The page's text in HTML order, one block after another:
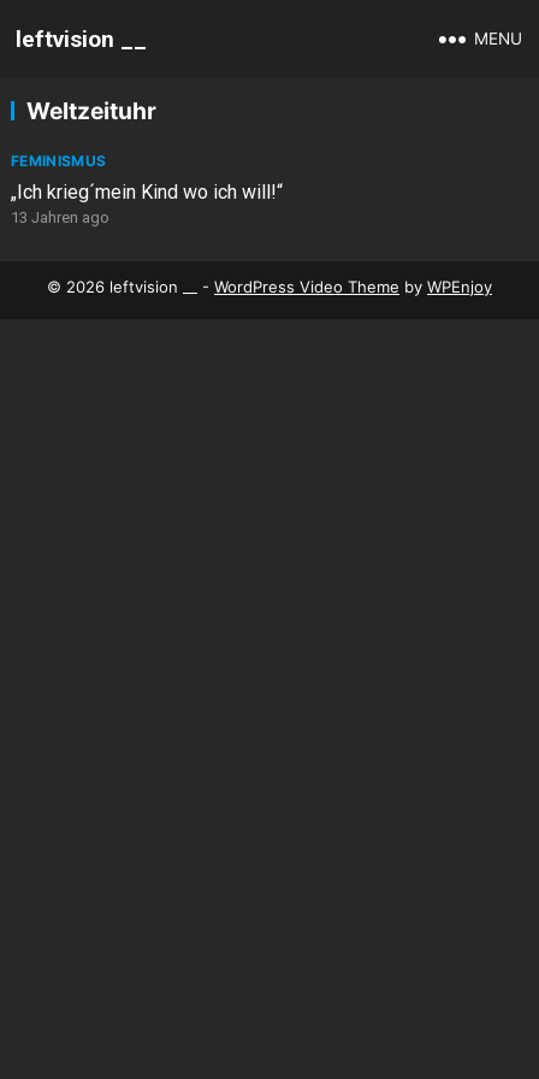
leftvision __ MENU
Weltzeituhr
FEMINISMUS
„Ich krieg´mein Kind wo ich will!“
13 Jahren ago
© 2026 leftvision __ - WordPress Video Theme by WPEnjoy